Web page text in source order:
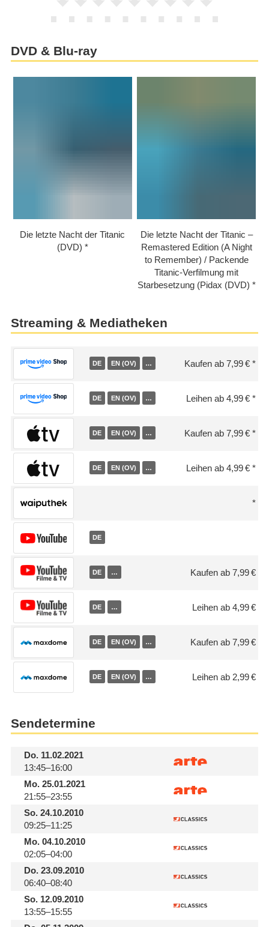
DVD & Blu-ray
Die letzte Nacht der Titanic
(DVD)
Die letzte Nacht der Titanic –
Remastered Edition (A Night
to Remember) /​ Packende
Titanic-Verfilmung mit
Starbesetzung (Pidax (DVD)
Streaming & Mediatheken
DE EN (OV) … Kaufen ab 7,99 €
DE EN (OV) … Leihen ab 4,99 €
DE EN (OV) … Kaufen ab 7,99 €
DE EN (OV) … Leihen ab 4,99 €
DE
DE … Kaufen ab 7,99 €
DE … Leihen ab 4,99 €
DE EN (OV) … Kaufen ab 7,99 €
DE EN (OV) … Leihen ab 2,99 €
Sendetermine
Do.11.02.2021
13:45–16:00
Mo.25.01.2021
21:55–23:55
So.24.10.2010
09:25–11:25
Mo.04.10.2010
02:05–04:00
Do.23.09.2010
06:40–08:40
So.12.09.2010
13:55–15:55